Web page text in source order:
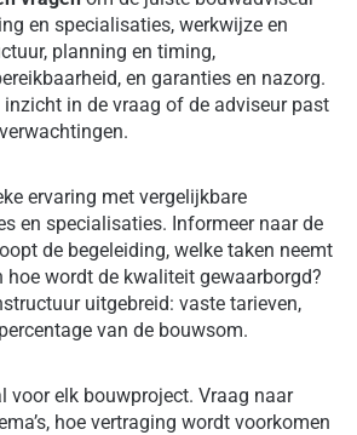
en specialisaties, werkwijze en
planning en timing,
en garanties en nazorg.
inzicht in de vraag of de adviseur past
ervaring met vergelijkbare
en specialisaties. Informeer naar de
de begeleiding, welke taken neemt
hoe wordt de kwaliteit gewaarborgd?
uitgebreid: vaste tarieven,
van de bouwsom.
voor elk bouwproject. Vraag naar
hoe vertraging wordt voorkomen